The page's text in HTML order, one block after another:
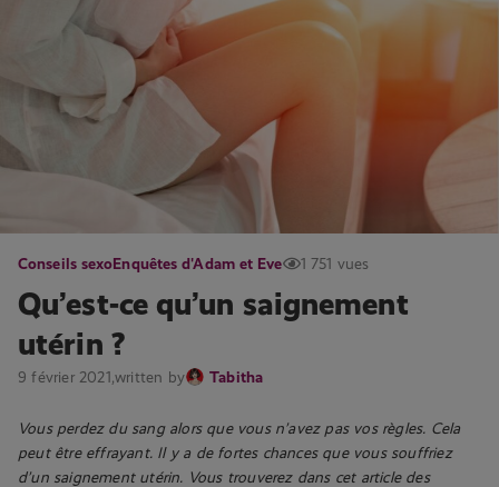
Conseils sexoEnquêtes d'Adam et Eve 1 751 vues
Qu’est-ce qu’un saignement
utérin ?
9 février 2021,written by Tabitha
Vous perdez du sang alors que vous n’avez pas vos règles. Cela
peut être effrayant. Il y a de fortes chances que vous souffriez
d’un saignement utérin. Vous trouverez dans cet article des